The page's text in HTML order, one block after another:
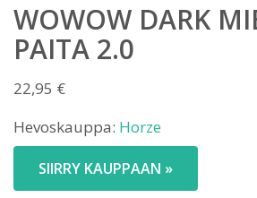
WOWOW DARK
PAITA 2.0
22,95 €
Hevoskauppa: Horze
SIIRRY KAUPPAAN »